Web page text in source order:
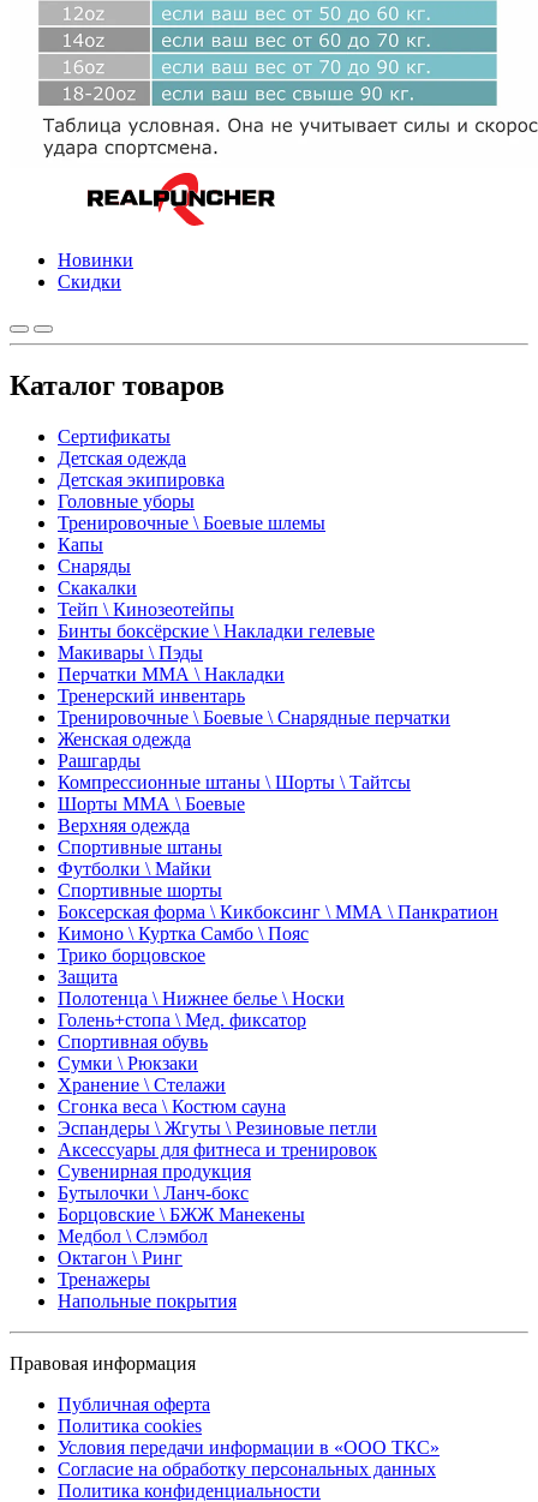
Новинки
Скидки
Каталог товаров
Сертификаты
Детская одежда
Детская экипировка
Головные уборы
Тренировочные \ Боевые шлемы
Капы
Снаряды
Скакалки
Тейп \ Кинозеотейпы
Бинты боксёрские \ Накладки гелевые
Макивары \ Пэды
Перчатки ММА \ Накладки
Тренерский инвентарь
Тренировочные \ Боевые \ Снарядные перчатки
Женская одежда
Рашгарды
Компрессионные штаны \ Шорты \ Тайтсы
Шорты ММА \ Боевые
Верхняя одежда
Спортивные штаны
Футболки \ Майки
Спортивные шорты
Боксерская форма \ Кикбоксинг \ ММА \ Панкратион
Кимоно \ Куртка Самбо \ Пояс
Трико борцовское
Защита
Полотенца \ Нижнее белье \ Носки
Голень+стопа \ Мед. фиксатор
Спортивная обувь
Сумки \ Рюкзаки
Хранение \ Стелажи
Сгонка веса \ Костюм сауна
Эспандеры \ Жгуты \ Резиновые петли
Аксессуары для фитнеса и тренировок
Сувенирная продукция
Бутылочки \ Ланч-бокс
Борцовские \ БЖЖ Манекены
Медбол \ Слэмбол
Октагон \ Ринг
Тренажеры
Напольные покрытия
Правовая информация
Публичная оферта
Политика cookies
Условия передачи информации в «ООО ТКС»
Согласие на обработку персональных данных
Политика конфиденциальности